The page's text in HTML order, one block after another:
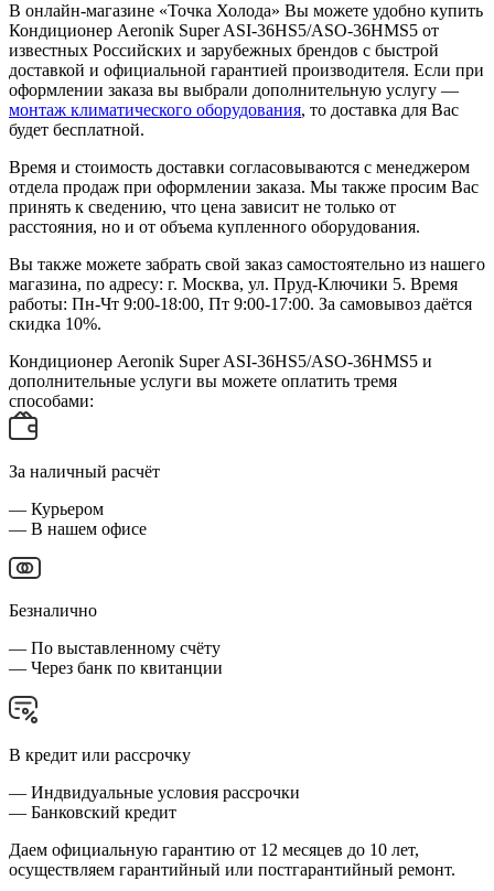
В онлайн-магазине «Точка Холода» Вы можете удобно купить
Кондиционер Aeronik Super ASI-36HS5/ASO-36HMS5 от
известных Российских и зарубежных брендов с быстрой
доставкой и официальной гарантией производителя. Если при
оформлении заказа вы выбрали дополнительную услугу —
монтаж климатического оборудования, то доставка для Вас
будет бесплатной.
Время и стоимость доставки согласовываются с менеджером
отдела продаж при оформлении заказа. Мы также просим Вас
принять к сведению, что цена зависит не только от
расстояния, но и от объема купленного оборудования.
Вы также можете забрать свой заказ самостоятельно из нашего
магазина, по адресу: г. Москва, ул. Пруд-Ключики 5. Время
работы: Пн-Чт 9:00-18:00, Пт 9:00-17:00. За самовывоз даётся
скидка 10%.
Кондиционер Aeronik Super ASI-36HS5/ASO-36HMS5 и
дополнительные услуги вы можете оплатить тремя
способами:
За наличный расчёт
— Курьером
— В нашем офисе
Безналично
— По выставленному счёту
— Через банк по квитанции
В кредит или рассрочку
— Индвидуальные условия рассрочки
— Банковский кредит
Даем официальную гарантию от 12 месяцев до 10 лет,
осуществляем гарантийный или постгарантийный ремонт.